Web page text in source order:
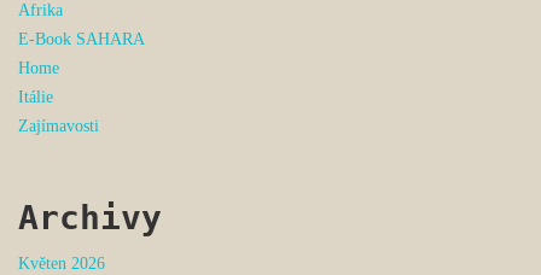
Afrika
E-Book SAHARA
Home
Itálie
Zajímavosti
Archivy
Květen 2026